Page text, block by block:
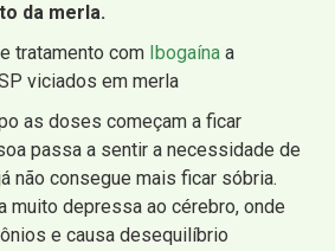
da merla.
tratamento com Ibogaína a
viciados em merla
as doses começam a ficar
passa a sentir a necessidade de
não consegue mais ficar sóbria.
muito depressa ao cérebro, onde
e causa desequilíbrio